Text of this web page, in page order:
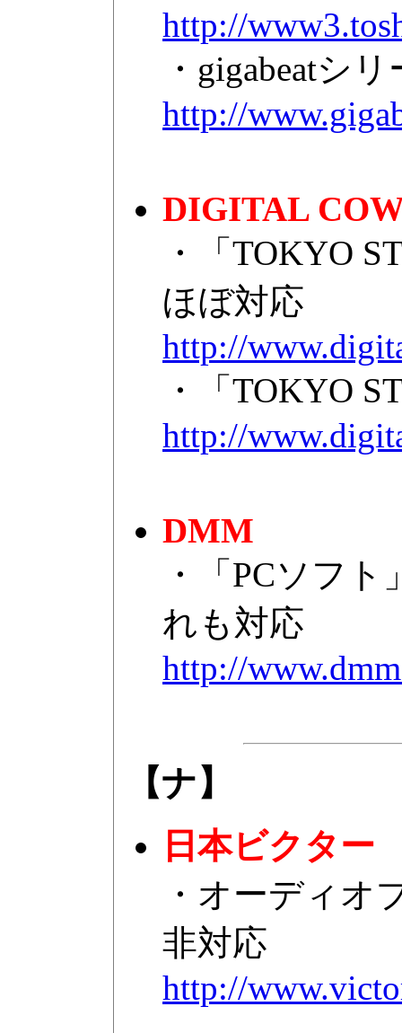
http://
・gigabeatシ
http://
DIGITAL
・「TOKYO
ほぼ対応
http://
・「TOKYO
http://
DMM
・「PCソフ
れも対応
http://
【ナ】
日本ビクター
・オーディオ
非対応
http://